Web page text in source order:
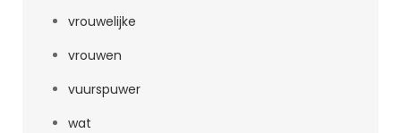
vrouwelijke
vrouwen
vuurspuwer
wat